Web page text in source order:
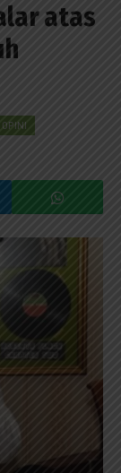
atas
OPINI